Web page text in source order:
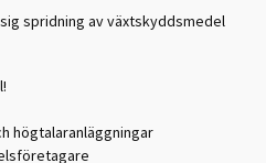
spridning av växtskyddsmedel
högtalaranläggningar